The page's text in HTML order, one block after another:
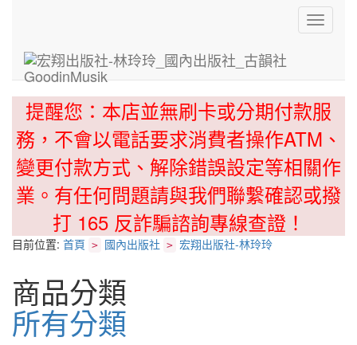
Toggle
提醒您：本店並無刷卡或分期付款服
務，不會以電話要求消費者操作ATM、
變更付款方式、解除錯誤設定等相關作
業。有任何問題請與我們聯繫確認或撥
打 165 反詐騙諮詢專線查證！
目前位置: 首頁 > 國內出版社 > 宏翔出版社-林玲玲
商品分類
所有分類